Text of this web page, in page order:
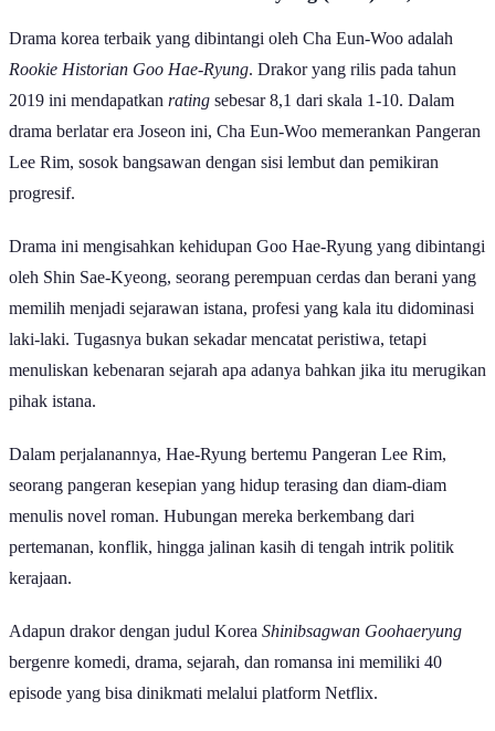
Drama korea terbaik yang dibintangi oleh Cha Eun-Woo adalah
Rookie Historian Goo Hae-Ryung. Drakor yang rilis pada tahun
2019 ini mendapatkan rating sebesar 8,1 dari skala 1-10. Dalam
drama berlatar era Joseon ini, Cha Eun-Woo memerankan Pangeran
Lee Rim, sosok bangsawan dengan sisi lembut dan pemikiran
progresif.
Drama ini mengisahkan kehidupan Goo Hae-Ryung yang dibintangi
oleh Shin Sae-Kyeong, seorang perempuan cerdas dan berani yang
memilih menjadi sejarawan istana, profesi yang kala itu didominasi
laki-laki. Tugasnya bukan sekadar mencatat peristiwa, tetapi
menuliskan kebenaran sejarah apa adanya bahkan jika itu merugikan
pihak istana.
Dalam perjalanannya, Hae-Ryung bertemu Pangeran Lee Rim,
seorang pangeran kesepian yang hidup terasing dan diam-diam
menulis novel roman. Hubungan mereka berkembang dari
pertemanan, konflik, hingga jalinan kasih di tengah intrik politik
kerajaan.
Adapun drakor dengan judul Korea Shinibsagwan Goohaeryung
bergenre komedi, drama, sejarah, dan romansa ini memiliki 40
episode yang bisa dinikmati melalui platform Netflix.